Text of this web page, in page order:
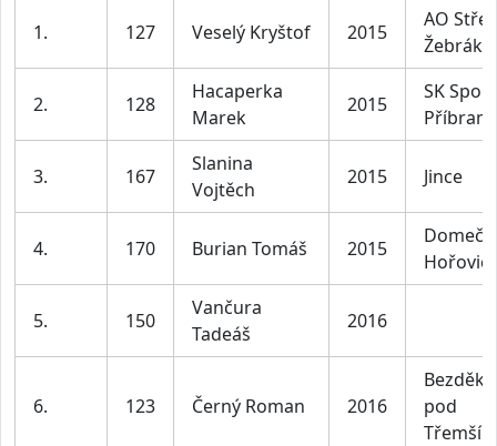
1. 127 Veselý Kryštof 2015
AO
Žebrák
2. 128
Hacaperka
Marek
2015
SK
Příbram
3. 167
Slanina
Vojtěch
2015 Jince
4. 170 Burian Tomáš 2015
5. 150
Vančura
Tadeáš
2016
6. 123 Černý Roman 2016
pod